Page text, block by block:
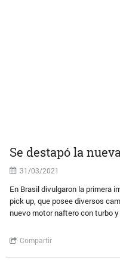
Se destapó la
31/03/2021
En Brasil divulgaron la primera
pick up, que posee diversos
nuevo motor naftero con turbo
Compartir